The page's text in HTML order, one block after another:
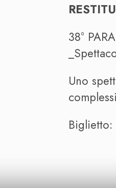
38°
Uno